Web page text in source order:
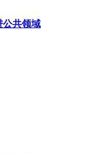
公共领域